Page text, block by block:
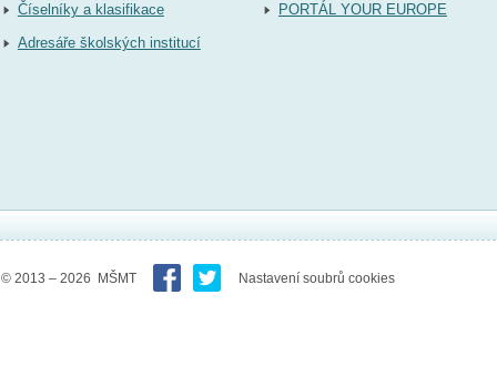
Číselníky a klasifikace
Adresáře školských institucí
PORTÁL YOUR EUROPE
© 2013 – 2026 MŠMT Nastavení soubrů cookies